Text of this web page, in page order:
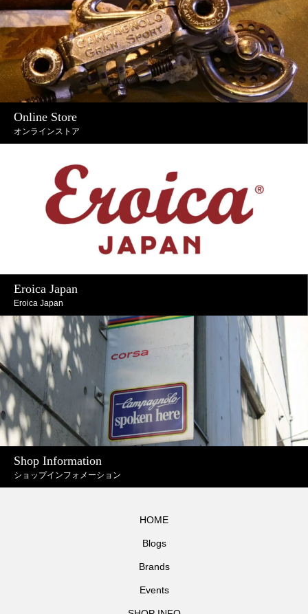
Online Store
オンラインストア
Eroica Japan
Eroica Japan
Shop Information
ショップインフォメーション
HOME
Blogs
Brands
Events